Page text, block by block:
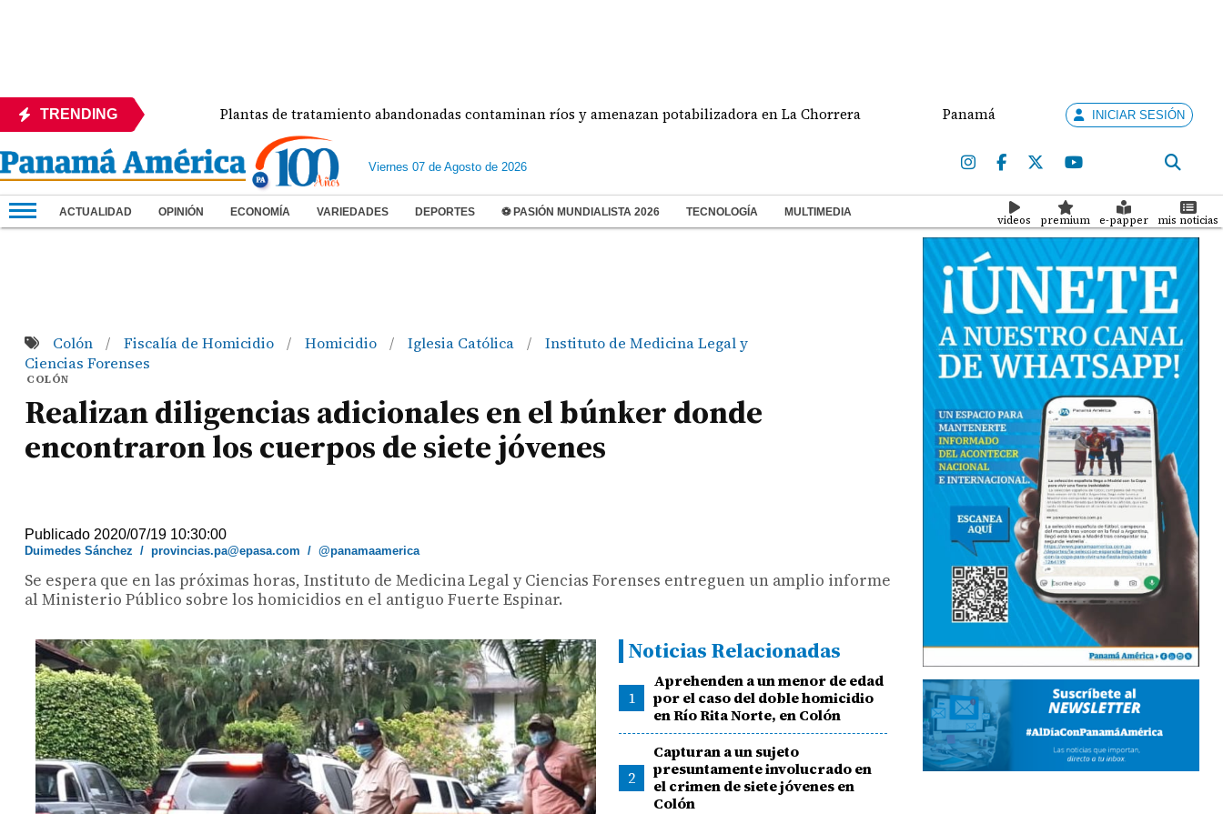
TRENDING
Trazo del Día Plantas de tratamiento abandonadas contaminan ríos y amenazan potabilizadora en La Chorrera Panamá enfrenta a Nicaragua por el oro en el
INICIAR SESIÓN
Viernes 07 de Agosto de 2026
ACTUALIDAD OPINIÓN ECONOMÍA VARIEDADES DEPORTES ⚽ PASIÓN MUNDIALISTA 2026 TECNOLOGÍA MULTIMEDIA
videos premium e-papper mis noticias
Colón / Fiscalía de Homicidio / Homicidio / Iglesia Católica /
Instituto de Medicina Legal y
Ciencias Forenses
COLÓN
Realizan diligencias adicionales en el búnker donde
encontraron los cuerpos de siete jóvenes
Publicado 2020/07/19 10:30:00
Duimedes Sánchez /provincias.pa@epasa.com /@panamaamerica
Se espera que en las próximas horas, Instituto de Medicina Legal y Ciencias Forenses entreguen un amplio informe
al Ministerio Público sobre los homicidios en el antiguo Fuerte Espinar.
Noticias Relacionadas
1
Aprehenden a un menor de edad
por el caso del doble homicidio
en Río Rita Norte, en Colón
2
Capturan a un sujeto
presuntamente involucrado en
el crimen de siete jóvenes en
Colón